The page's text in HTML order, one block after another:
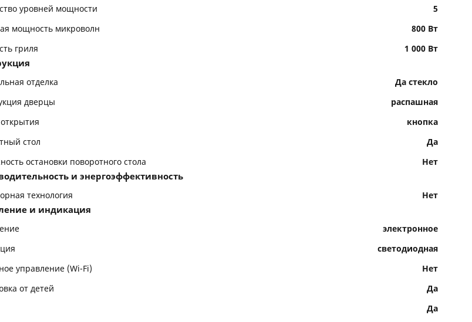
уровней мощности
5
мощность микроволн
800 Вт
гриля
1 000 Вт
отделка
Да стекло
дверцы
распашная
кнопка
стол
Да
остановки поворотного стола
Нет
и энергоэффективность
технология Нет
и индикация
электронное
светодиодная
управление (Wi-Fi)
Нет
от детей
Да
Да